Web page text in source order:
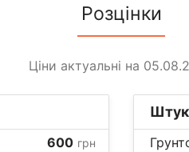
Розцінки
Ціни актуальні на
600 грн